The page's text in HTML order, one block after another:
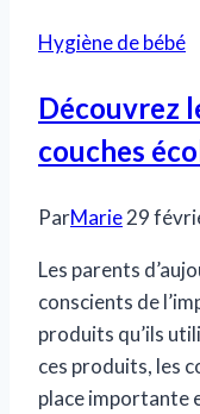
Hygiène de bébé
Découvrez
couches
ParMarie29
Les parents
conscients de
produits qu’ils
ces produits, les
place importante